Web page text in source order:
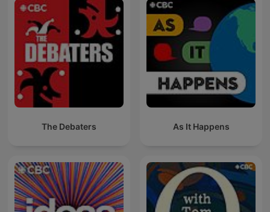
The Debaters As It Happens